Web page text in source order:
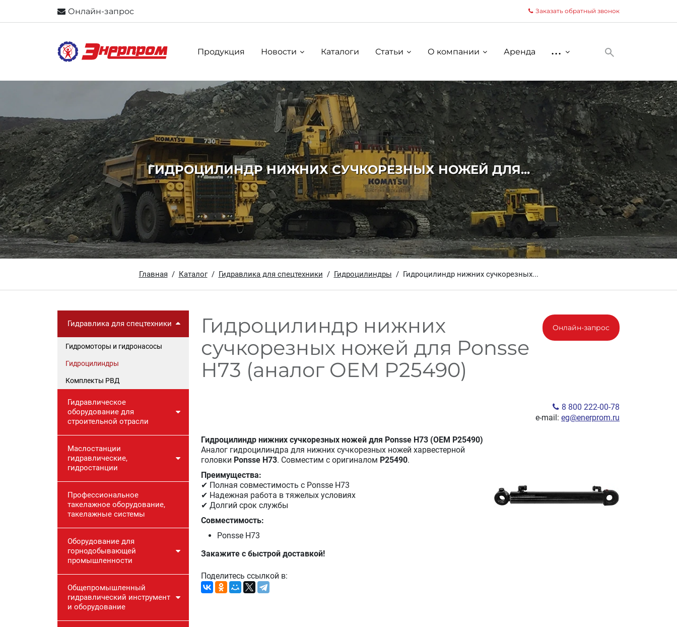
Онлайн-запрос Заказать обратный звонок
Продукция Новости Каталоги Статьи О компании Аренда ...
ГИДРОЦИЛИНДР НИЖНИХ СУЧКОРЕЗНЫХ НОЖЕЙ ДЛЯ...
Главная Каталог Гидравлика для спецтехники Гидроцилиндры Гидроцилиндр нижних сучкорезных...
Онлайн-запрос
Гидроцилиндр нижних
сучкорезных ножей для Ponsse
Н73 (аналог OEM P25490)
8 800 222-00-78
e-mail: eg@enerprom.ru
Гидроцилиндр нижних сучкорезных ножей для Ponsse Н73 (OEM P25490)
Аналог гидроцилиндра для нижних сучкорезных ножей харвестерной
головки Ponsse Н73. Совместим с оригиналом P25490.
Преимущества:
✔ Полная совместимость с Ponsse Н73
✔ Надежная работа в тяжелых условиях
✔ Долгий срок службы
Совместимость:
Ponsse Н73
Закажите с быстрой доставкой!
Поделитесь ссылкой в:
Гидравлика для спецтехники
Гидромоторы и гидронасосы
Гидроцилиндры
Комплекты РВД
Гидравлическое
оборудование для
строительной отрасли
Маслостанции
гидравлические,
гидростанции
Профессиональное
такелажное оборудование,
такелажные системы
Оборудование для
горнодобывающей
промышленности
Общепромышленный
гидравлический инструмент
и оборудование